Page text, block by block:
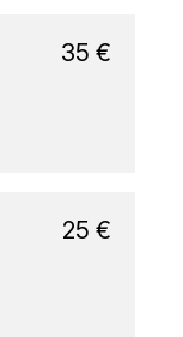
35 €
25 €